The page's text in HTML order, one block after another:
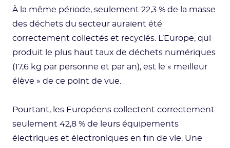
À la même période, seulement 22,3 % de la masse
des déchets du secteur auraient été
correctement collectés et recyclés. L’Europe, qui
produit le plus haut taux de déchets numériques
(17,6 kg par personne et par an), est le « meilleur
élève » de ce point de vue.
Pourtant, les Européens collectent correctement
seulement 42,8 % de leurs équipements
électriques et électroniques en fin de vie. Une